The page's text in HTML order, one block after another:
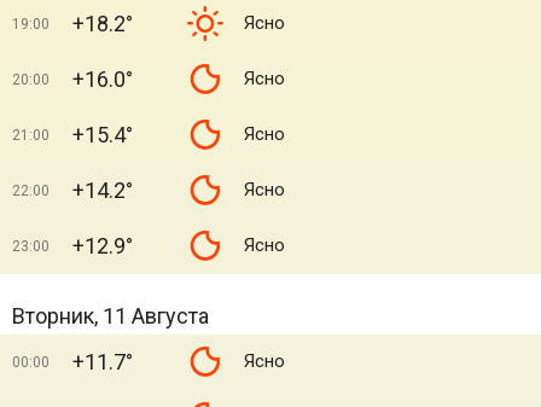
19:00 +18.2° Ясно
20:00 +16.0° Ясно
21:00 +15.4° Ясно
22:00 +14.2° Ясно
23:00 +12.9° Ясно
Вторник, 11 Августа
00:00 +11.7° Ясно